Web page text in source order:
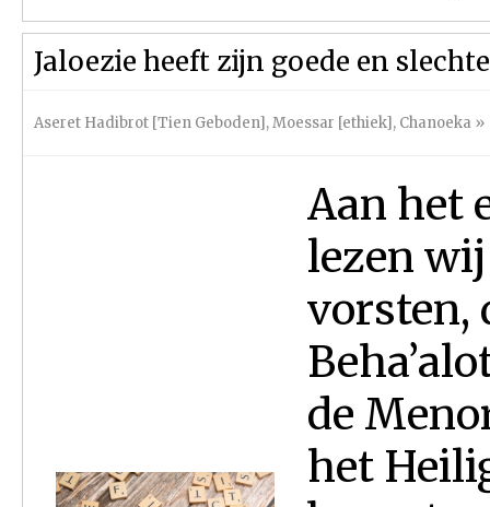
Jaloezie heeft zijn goede en
Aseret Hadibrot [Tien Geboden],Moessar [ethiek], Chanoeka »
Aan het
lezen
vorsten,
de
het